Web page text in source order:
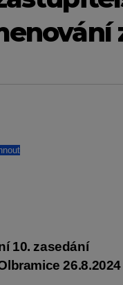
10. zasedání
26.8.2024